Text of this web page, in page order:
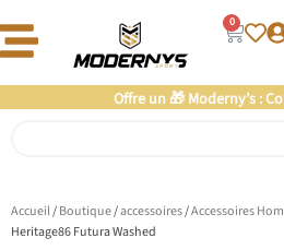
au
0
Panier
Offre un 🎁 Moderny’s :
Accueil/Boutique/accessoires/Accessoires
Heritage86 Futura Washed